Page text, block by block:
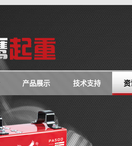
产品展示 技术支持 资